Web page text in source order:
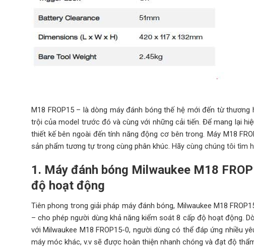
M18 FROP15 – là dòng máy đánh bóng thế hệ mới đến từ
trội của model trước đó và cùng với những cải tiến. Để mang lại
thiết kế bên ngoài đến tính năng động cơ bên trong. Máy M18
sản phẩm tương tự trong cùng phân khúc. Hãy cùng chúng tôi tìm
1. Máy đánh bóng Milwaukee M18
độ hoạt động
Tiên phong trong giải pháp máy đánh bóng, Milwaukee M18
– cho phép người dùng khả năng kiểm soát 8 cấp độ hoạt động.
với Milwaukee M18 FROP15-0, người dùng có thể đáp ứng nhiều
máy móc khác, v.v sẽ được hoàn thiện nhanh chóng và đạt độ